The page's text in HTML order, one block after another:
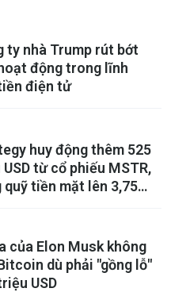
ty nhà Trump rút bớt
động trong lĩnh
điện tử
huy động thêm 525
từ cổ phiếu MSTR,
quỹ tiền mặt lên 3,75
của Elon Musk không
dù phải "gồng lỗ"
USD